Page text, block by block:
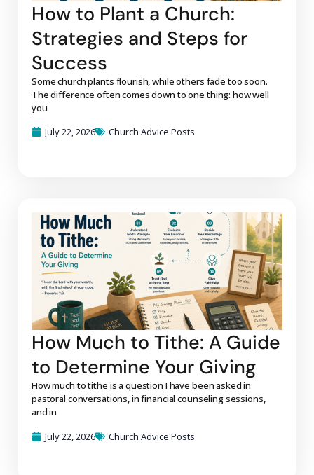
How to Plant a Church:
Strategies and Steps for
Success
Some church plants flourish, while others fade too soon.
The difference often comes down to one thing: how well
you
July 22, 2026
Church Advice Posts
How Much to Tithe: A Guide
to Determine Your Giving
How much to tithe is a question I have been asked in
pastoral conversations, in financial counseling sessions,
and in
July 22, 2026
Church Advice Posts